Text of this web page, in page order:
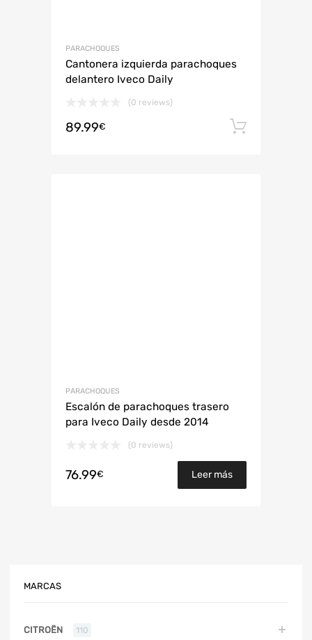
PARACHOQUES
Cantonera izquierda parachoques
delantero Iveco Daily
(0 reviews)
89.99€
PARACHOQUES
Escalón de parachoques trasero
para Iveco Daily desde 2014
(0 reviews)
76.99€ Leer más
MARCAS
CITROËN 110